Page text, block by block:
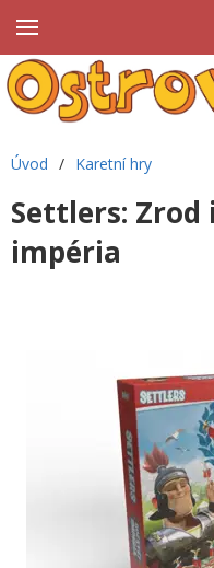
Úvod / Karetní hry
Settlers: Zrod
impéria